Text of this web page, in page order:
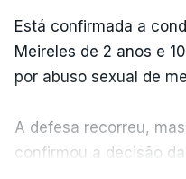
Está confirmada a
Meireles de 2 anos e
por abuso sexual de
A defesa recorreu,
confirmou a decisão